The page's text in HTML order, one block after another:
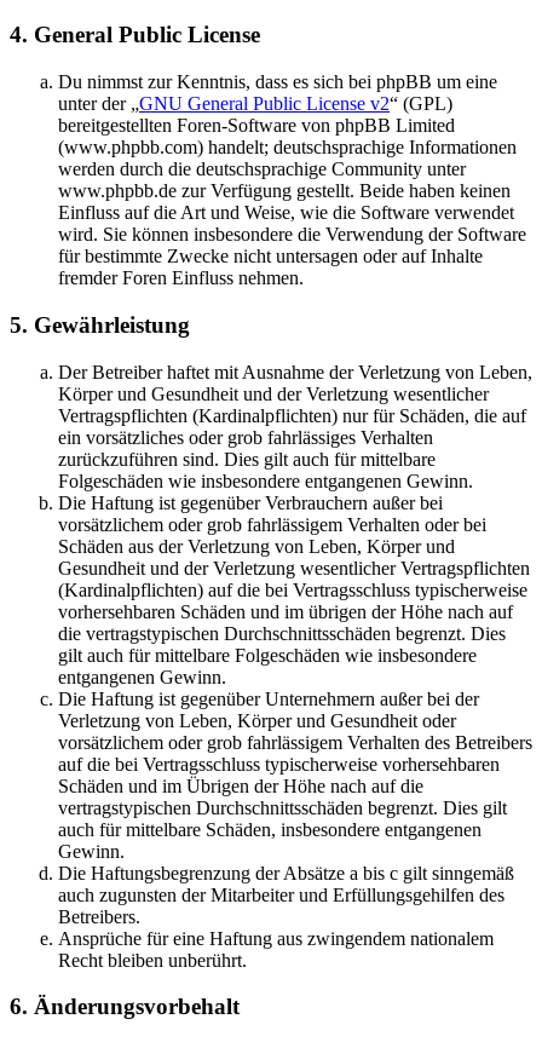
4. General Public License
Du nimmst zur Kenntnis, dass es sich bei phpBB um eine
unter der „GNU General Public License v2“ (GPL)
bereitgestellten Foren-Software von phpBB Limited
(www.phpbb.com) handelt; deutschsprachige Informationen
werden durch die deutschsprachige Community unter
www.phpbb.de zur Verfügung gestellt. Beide haben keinen
Einfluss auf die Art und Weise, wie die Software verwendet
wird. Sie können insbesondere die Verwendung der Software
für bestimmte Zwecke nicht untersagen oder auf Inhalte
fremder Foren Einfluss nehmen.
5. Gewährleistung
Der Betreiber haftet mit Ausnahme der Verletzung von Leben,
Körper und Gesundheit und der Verletzung wesentlicher
Vertragspflichten (Kardinalpflichten) nur für Schäden, die auf
ein vorsätzliches oder grob fahrlässiges Verhalten
zurückzuführen sind. Dies gilt auch für mittelbare
Folgeschäden wie insbesondere entgangenen Gewinn.
Die Haftung ist gegenüber Verbrauchern außer bei
vorsätzlichem oder grob fahrlässigem Verhalten oder bei
Schäden aus der Verletzung von Leben, Körper und
Gesundheit und der Verletzung wesentlicher Vertragspflichten
(Kardinalpflichten) auf die bei Vertragsschluss typischerweise
vorhersehbaren Schäden und im übrigen der Höhe nach auf
die vertragstypischen Durchschnittsschäden begrenzt. Dies
gilt auch für mittelbare Folgeschäden wie insbesondere
entgangenen Gewinn.
Die Haftung ist gegenüber Unternehmern außer bei der
Verletzung von Leben, Körper und Gesundheit oder
vorsätzlichem oder grob fahrlässigem Verhalten des Betreibers
auf die bei Vertragsschluss typischerweise vorhersehbaren
Schäden und im Übrigen der Höhe nach auf die
vertragstypischen Durchschnittsschäden begrenzt. Dies gilt
auch für mittelbare Schäden, insbesondere entgangenen
Gewinn.
Die Haftungsbegrenzung der Absätze a bis c gilt sinngemäß
auch zugunsten der Mitarbeiter und Erfüllungsgehilfen des
Betreibers.
Ansprüche für eine Haftung aus zwingendem nationalem
Recht bleiben unberührt.
6. Änderungsvorbehalt